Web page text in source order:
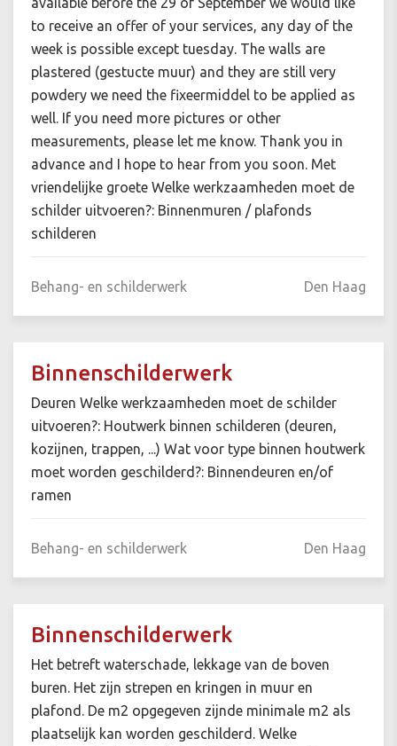
to receive an offer of your services, any day of the
week is possible except tuesday. The walls are
plastered (gestucte muur) and they are still very
powdery we need the fixeermiddel to be applied as
well. If you need more pictures or other
measurements, please let me know. Thank you in
advance and I hope to hear from you soon. Met
vriendelijke groete Welke werkzaamheden moet de
schilder uitvoeren?: Binnenmuren / plafonds
schilderen
Behang- en schilderwerk Den Haag
Binnenschilderwerk
Deuren Welke werkzaamheden moet de schilder
uitvoeren?: Houtwerk binnen schilderen (deuren,
kozijnen, trappen, ...) Wat voor type binnen houtwerk
moet worden geschilderd?: Binnendeuren en/of
ramen
Behang- en schilderwerk Den Haag
Binnenschilderwerk
Het betreft waterschade, lekkage van de boven
buren. Het zijn strepen en kringen in muur en
plafond. De m2 opgegeven zijnde minimale m2 als
plaatselijk kan worden geschilderd. Welke